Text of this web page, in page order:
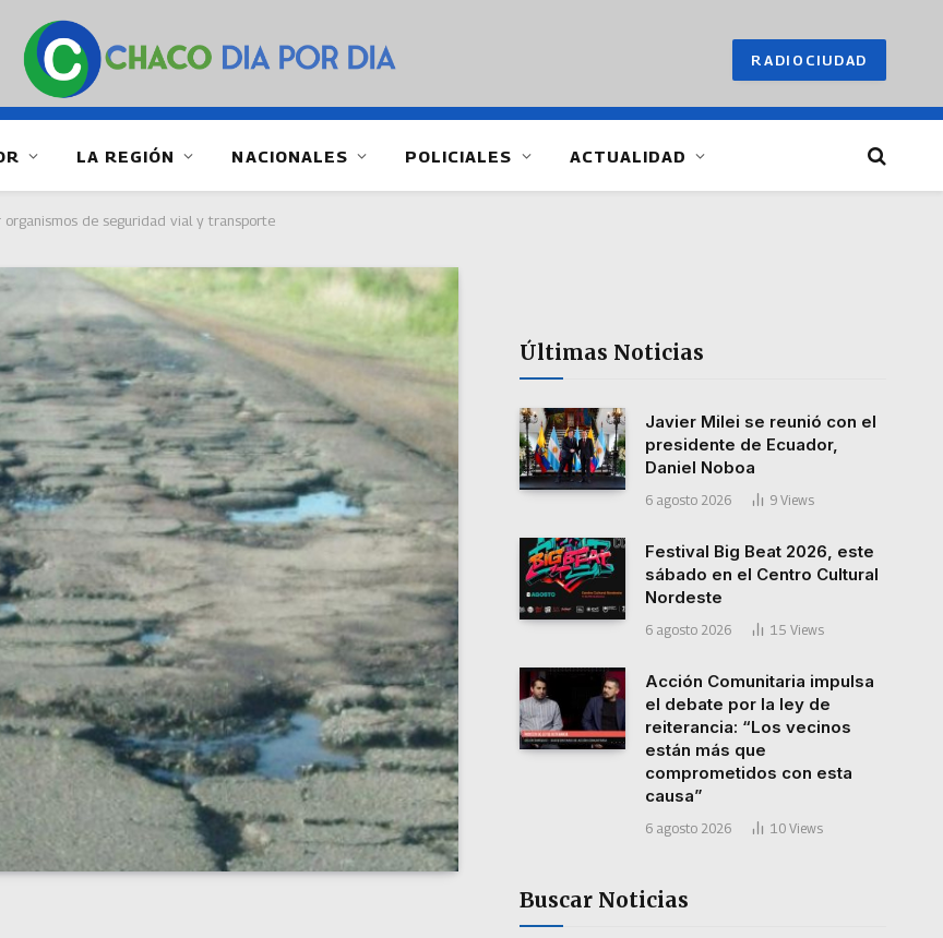
RADIOCIUDAD
LA REGIÓN NACIONALES POLICIALES ACTUALIDAD
de seguridad vial y transporte
Últimas Noticias
Javier Milei se reunió con el
presidente de Ecuador,
Daniel Noboa
6 agosto 2026 9 Views
Festival Big Beat 2026, este
sábado en el Centro Cultural
Nordeste
6 agosto 2026 15 Views
Acción Comunitaria impulsa
el debate por la ley de
reiterancia: “Los vecinos
están más que
comprometidos con esta
causa”
6 agosto 2026 10 Views
Buscar Noticias